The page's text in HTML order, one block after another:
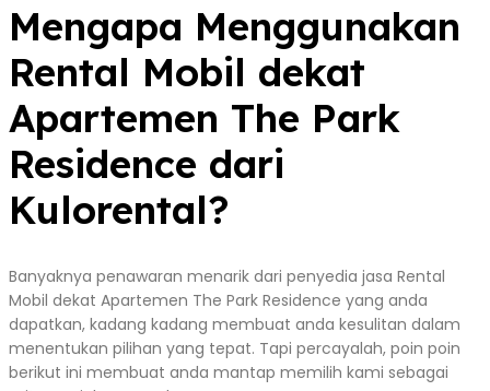
Mengapa Menggunakan
Rental Mobil dekat
Apartemen The Park
Residence dari
Kulorental?
Banyaknya penawaran menarik dari penyedia jasa Rental
Mobil dekat Apartemen The Park Residence yang anda
dapatkan, kadang kadang membuat anda kesulitan dalam
menentukan pilihan yang tepat. Tapi percayalah, poin poin
berikut ini membuat anda mantap memilih kami sebagai